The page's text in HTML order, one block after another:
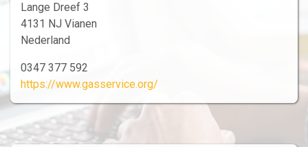
Lange Dreef 3
4131 NJ Vianen
Nederland
0347 377 592
https://www.gasservice.org/